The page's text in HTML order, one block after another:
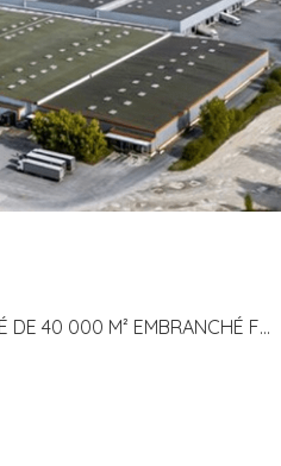
TRÈS GRAND SITE D'ACTIVITÉ DE 40 000 M² EMBRANCHÉ FER AU LARDIN SAINT LAZARE (24) PROCHE A89 À LOUER